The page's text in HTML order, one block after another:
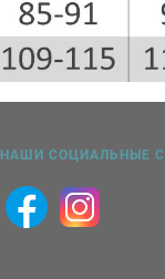
НАШИ СОЦИАЛЬНЫЕ